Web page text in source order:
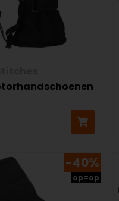
-40%
op=op